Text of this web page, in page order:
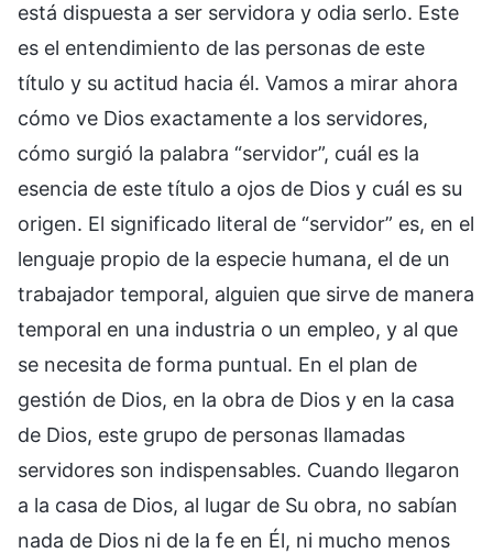
está dispuesta a ser servidora y odia serlo. Este
es el entendimiento de las personas de este
título y su actitud hacia él. Vamos a mirar ahora
cómo ve Dios exactamente a los servidores,
cómo surgió la palabra “servidor”, cuál es la
esencia de este título a ojos de Dios y cuál es su
origen. El significado literal de “servidor” es, en el
lenguaje propio de la especie humana, el de un
trabajador temporal, alguien que sirve de manera
temporal en una industria o un empleo, y al que
se necesita de forma puntual. En el plan de
gestión de Dios, en la obra de Dios y en la casa
de Dios, este grupo de personas llamadas
servidores son indispensables. Cuando llegaron
a la casa de Dios, al lugar de Su obra, no sabían
nada de Dios ni de la fe en Él, ni mucho menos